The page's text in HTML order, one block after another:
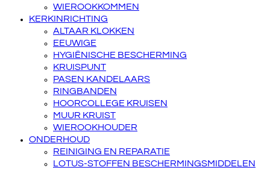
WIEROOKKOMMEN
KERKINRICHTING
ALTAAR KLOKKEN
EEUWIGE
HYGIËNISCHE BESCHERMING
KRUISPUNT
PASEN KANDELAARS
RINGBANDEN
HOORCOLLEGE KRUISEN
MUUR KRUIST
WIEROOKHOUDER
ONDERHOUD
REINIGING EN REPARATIE
LOTUS-STOFFEN BESCHERMINGSMIDDELEN